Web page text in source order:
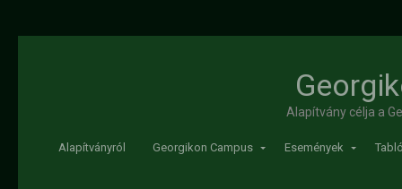
Alapítvány célja a
Alapítványról Georgikon Campus Események